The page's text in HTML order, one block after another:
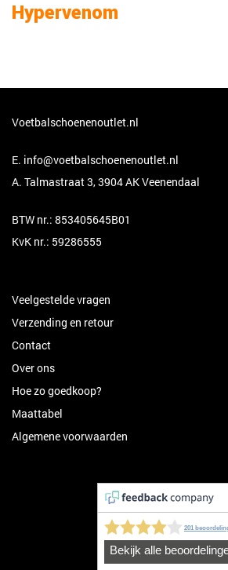
Hypervenom
Voetbalschoenenoutlet.nl
E. info@voetbalschoenenoutlet.nl
A. Talmastraat 3, 3904 AK Veenendaal
BTW nr.: 853405645B01
KvK nr.: 59286555
Veelgestelde vragen
Verzending en retour
Contact
Over ons
Hoe zo goedkoop?
Maattabel
Algemene voorwaarden